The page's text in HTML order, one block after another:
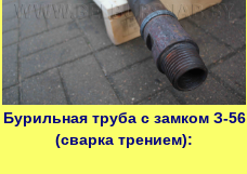
Бурильная труба с замком З-56
(сварка трением):